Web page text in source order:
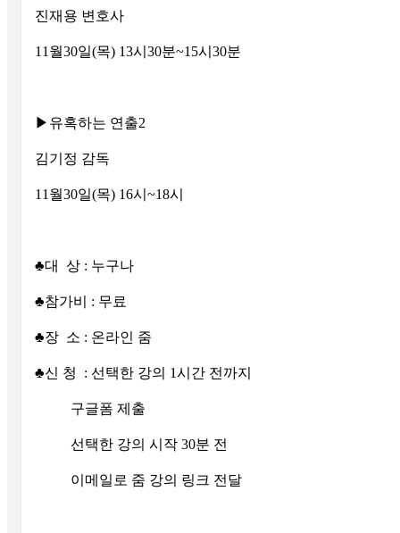
진재용 변호사
11월30일(목) 13시30분~15시30분
▶유혹하는 연출2
김기정 감독
11월30일(목) 16시~18시
♣대 상 : 누구나
♣참가비 : 무료
♣장 소 : 온라인 줌
♣신 청 : 선택한 강의 1시간 전까지
구글폼 제출
선택한 강의 시작 30분 전
이메일로 줌 강의 링크 전달